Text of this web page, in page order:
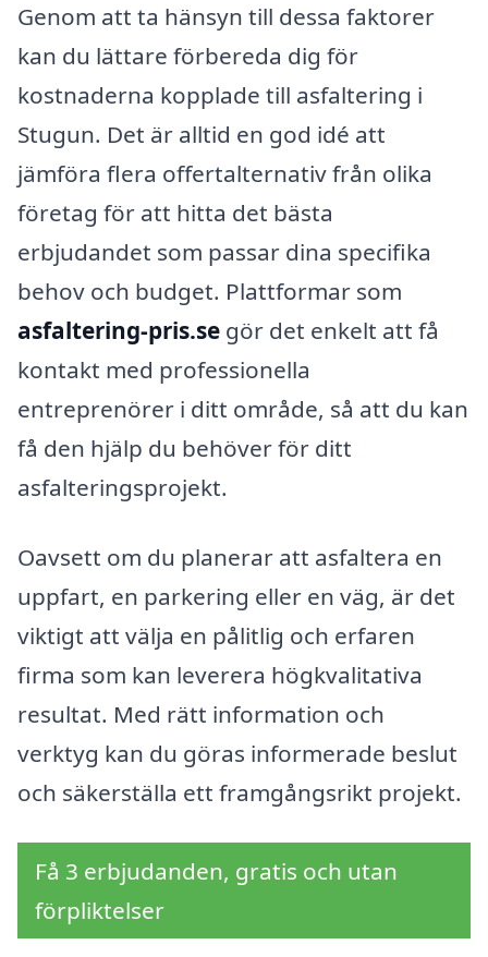
Genom att ta hänsyn till dessa faktorer
kan du lättare förbereda dig för
kostnaderna kopplade till asfaltering i
Stugun. Det är alltid en god idé att
jämföra flera offertalternativ från olika
företag för att hitta det bästa
erbjudandet som passar dina specifika
behov och budget. Plattformar som
asfaltering-pris.se gör det enkelt att få
kontakt med professionella
entreprenörer i ditt område, så att du kan
få den hjälp du behöver för ditt
asfalteringsprojekt.
Oavsett om du planerar att asfaltera en
uppfart, en parkering eller en väg, är det
viktigt att välja en pålitlig och erfaren
firma som kan leverera högkvalitativa
resultat. Med rätt information och
verktyg kan du göras informerade beslut
och säkerställa ett framgångsrikt projekt.
Få 3 erbjudanden, gratis och utan
förpliktelser